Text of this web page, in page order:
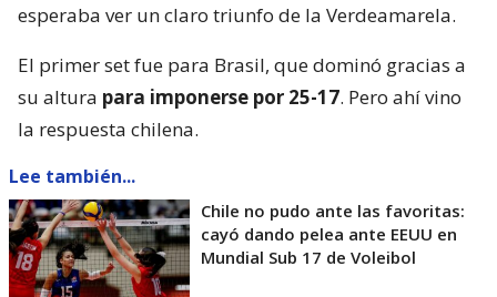
esperaba ver un claro triunfo de la Verdeamarela.
El primer set fue para Brasil, que dominó gracias a
su altura para imponerse por 25-17. Pero ahí vino
la respuesta chilena.
Lee también...
Chile no pudo ante las favoritas:
cayó dando pelea ante EEUU en
Mundial Sub 17 de Voleibol